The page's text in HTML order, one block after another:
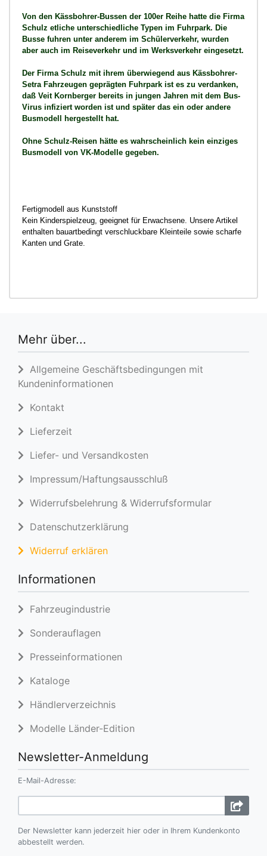
Von den Kässbohrer-Bussen der 100er Reihe hatte die Firma
Schulz etliche unterschiedliche Typen im Fuhrpark. Die
Busse fuhren unter anderem im Schülerverkehr, wurden
aber auch im Reiseverkehr und im Werksverkehr eingesetzt.
Der Firma Schulz mit ihrem überwiegend aus Kässbohrer-
Setra Fahrzeugen geprägten Fuhrpark ist es zu verdanken,
daß Veit Kornberger bereits in jungen Jahren mit dem Bus-
Virus infiziert worden ist und später das ein oder andere
Busmodell hergestellt hat.
Ohne Schulz-Reisen hätte es wahrscheinlich kein einziges
Busmodell von VK-Modelle gegeben.
Fertigmodell aus Kunststoff
Kein Kinderspielzeug, geeignet für Erwachsene. Unsere Artikel
enthalten bauartbedingt verschluckbare Kleinteile sowie scharfe
Kanten und Grate.
Mehr über...
Allgemeine Geschäftsbedingungen mit
Kundeninformationen
Kontakt
Lieferzeit
Liefer- und Versandkosten
Impressum/Haftungsausschluß
Widerrufsbelehrung & Widerrufsformular
Datenschutzerklärung
Widerruf erklären
Informationen
Fahrzeugindustrie
Sonderauflagen
Presseinformationen
Kataloge
Händlerverzeichnis
Modelle Länder-Edition
Newsletter-Anmeldung
E-Mail-Adresse:
Der Newsletter kann jederzeit hier oder in Ihrem Kundenkonto
abbestellt werden.